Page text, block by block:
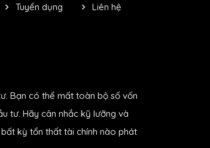
Tuyển dụng
Liên hệ
Bạn có thể mất toàn bộ số vốn
tư. Hãy cân nhắc kỹ lưỡng và
kỳ tổn thất tài chính nào phát